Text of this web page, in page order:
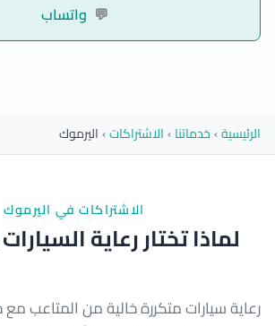
💬 واتساب
الرئيسية›خدماتنا›الاشتراكات›اليرموك
الاشتراكات في اليرموك
لماذا تختار رعاية
رعاية سيارات متكررة خالية من المتاعب مع